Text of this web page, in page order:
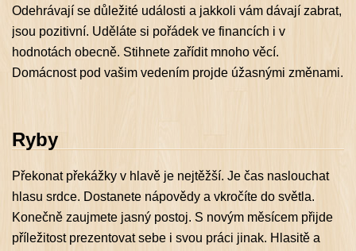
Odehrávají se důležité události a jakkoli vám dávají zabrat,
jsou pozitivní. Uděláte si pořádek ve financích i v
hodnotách obecně. Stihnete zařídit mnoho věcí.
Domácnost pod vašim vedením projde úžasnými změnami.
Ryby
Překonat překážky v hlavě je nejtěžší. Je čas naslouchat
hlasu srdce. Dostanete nápovědy a vkročíte do světla.
Konečně zaujmete jasný postoj. S novým měsícem přijde
příležitost prezentovat sebe i svou práci jinak. Hlasitě a